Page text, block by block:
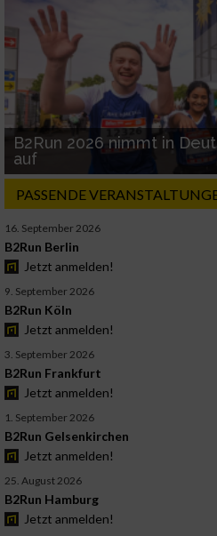
B2Run 2026 nimmt in
auf
PASSENDE
16. September 2026
B2Run Berlin
Jetzt anmelden!
9. September 2026
B2Run Köln
Jetzt anmelden!
3. September 2026
B2Run Frankfurt
Jetzt anmelden!
1. September 2026
B2Run Gelsenkirchen
Jetzt anmelden!
25. August 2026
B2Run Hamburg
Jetzt anmelden!